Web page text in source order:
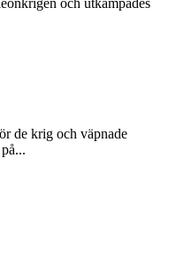
de krig och väpnade